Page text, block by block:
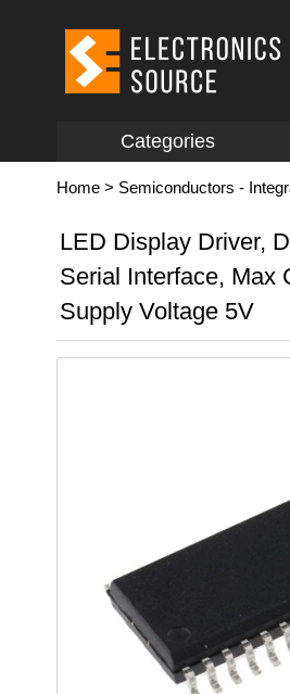
Categories
Home > Semiconductors -
LED Display Driver,
Serial Interface, Max
Supply Voltage 5V